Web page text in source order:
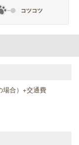
コツコツ
合）+交通費